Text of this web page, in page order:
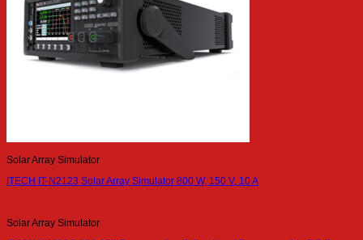
Solar Array Simulator
ITECH IT-N2123 Solar Array Simulator 800 W, 150 V, 10 A
Solar Array Simulator